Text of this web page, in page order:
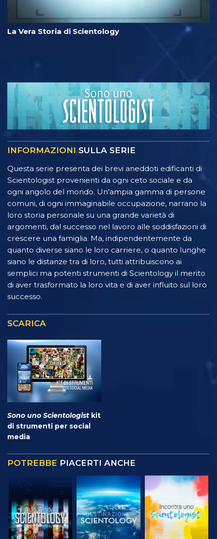
La Vera Storia di Scientology
INFORMAZIONI SULLA SERIE
Questa serie presenta dei brevi aneddoti edificanti di
Scientologist provenienti da ogni ceto sociale e da
ogni angolo del mondo. Un’ampia gamma di persone
comuni, di ogni immaginabile occupazione, narrano la
loro storia personale su una grande varietà di
argomenti, dal successo nel lavoro alle soddisfazioni di
crescere una famiglia. Ma, indipendentemente da
quanto diverse siano le loro carriere, o quanto lunghe
siano le distanze tra di loro, tutti attribuiscono ai
semplici ma potenti strumenti di Scientology il merito
di aver trasformato la loro vita e di aver influito sul loro
successo.
SCARICA
Sono uno Scientologist kit
di strumenti per social
media
POTREBBE PIACERTI ANCHE